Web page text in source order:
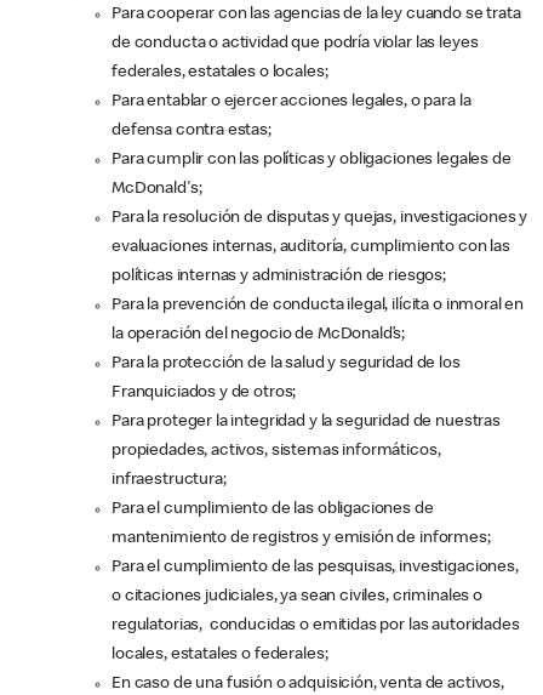
Para cooperar con las agencias de la ley cuando se trata
de conducta o actividad que podría violar las leyes
federales, estatales o locales;
Para entablar o ejercer acciones legales, o para la
defensa contra estas;
Para cumplir con las políticas y obligaciones legales de
McDonald's;
Para la resolución de disputas y quejas, investigaciones y
evaluaciones internas, auditoría, cumplimiento con las
políticas internas y administración de riesgos;
Para la prevención de conducta ilegal, ilícita o inmoral en
la operación del negocio de McDonald’s;
Para la protección de la salud y seguridad de los
Franquiciados y de otros;
Para proteger la integridad y la seguridad de nuestras
propiedades, activos, sistemas informáticos,
infraestructura;
Para el cumplimiento de las obligaciones de
mantenimiento de registros y emisión de informes;
Para el cumplimiento de las pesquisas, investigaciones,
o citaciones judiciales, ya sean civiles, criminales o
regulatorias, conducidas o emitidas por las autoridades
locales, estatales o federales;
En caso de una fusión o adquisición, venta de activos,